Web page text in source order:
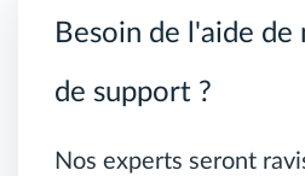
Besoin de l'aide
de support ?
Nos experts seront